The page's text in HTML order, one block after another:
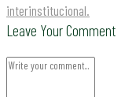
interinstitucional.
Leave Your Comment